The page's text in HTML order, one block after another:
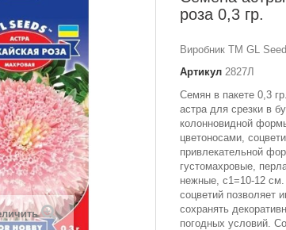
роза 0,3 гр.
Виробник ТМ GL
Артикул 2827Л
Семян в пакете 0,3
астра для срезки в
колонновидной
цветоносами,
привлекательной
густомахровые,
нежные, с1=10-12
соцветий позволяет
сохранять
погодных условий.